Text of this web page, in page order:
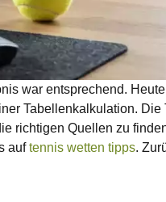
war entsprechend.
Tabellenkalkulation. Die
richtigen Quellen zu
auftennis wetten tipps.